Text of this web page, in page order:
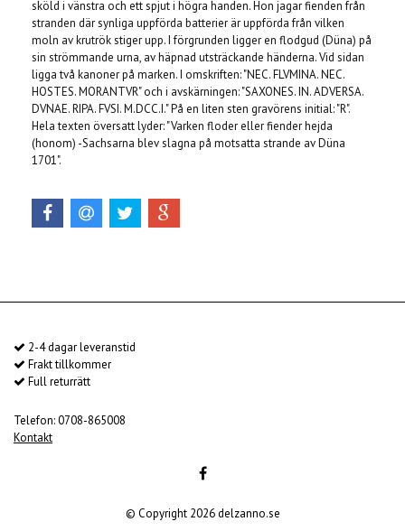
sköld i vänstra och ett spjut i högra handen. Hon jagar fienden från
stranden där synliga uppförda batterier är uppförda från vilken
moln av krutrök stiger upp. I förgrunden ligger en flodgud (Düna) på
sin strömmande urna, av häpnad utsträckande händerna. Vid sidan
ligga två kanoner på marken. I omskriften: "NEC. FLVMINA. NEC.
HOSTES. MORANTVR" och i avskärningen: "SAXONES. IN. ADVERSA.
DVNAE. RIPA. FVSI. M.DCC.I." På en liten sten gravörens initial: "R".
Hela texten översatt lyder: "Varken floder eller fiender hejda
(honom) -Sachsarna blev slagna på motsatta strande av Düna
1701".
2-4 dagar leveranstid
Frakt tillkommer
Full returrätt
Telefon: 0708-865008
Kontakt
© Copyright 2026 delzanno.se